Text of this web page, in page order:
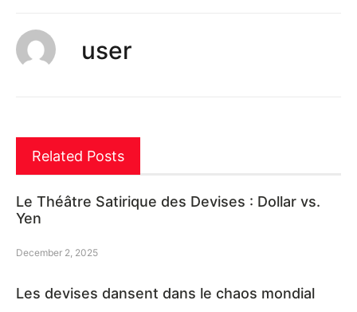
user
Related Posts
Le Théâtre Satirique des Devises : Dollar vs.
Yen
December 2, 2025
Les devises dansent dans le chaos mondial